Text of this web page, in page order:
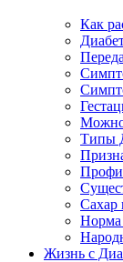
Как
Можно
Типы
Сахар
Норма
Жизнь с